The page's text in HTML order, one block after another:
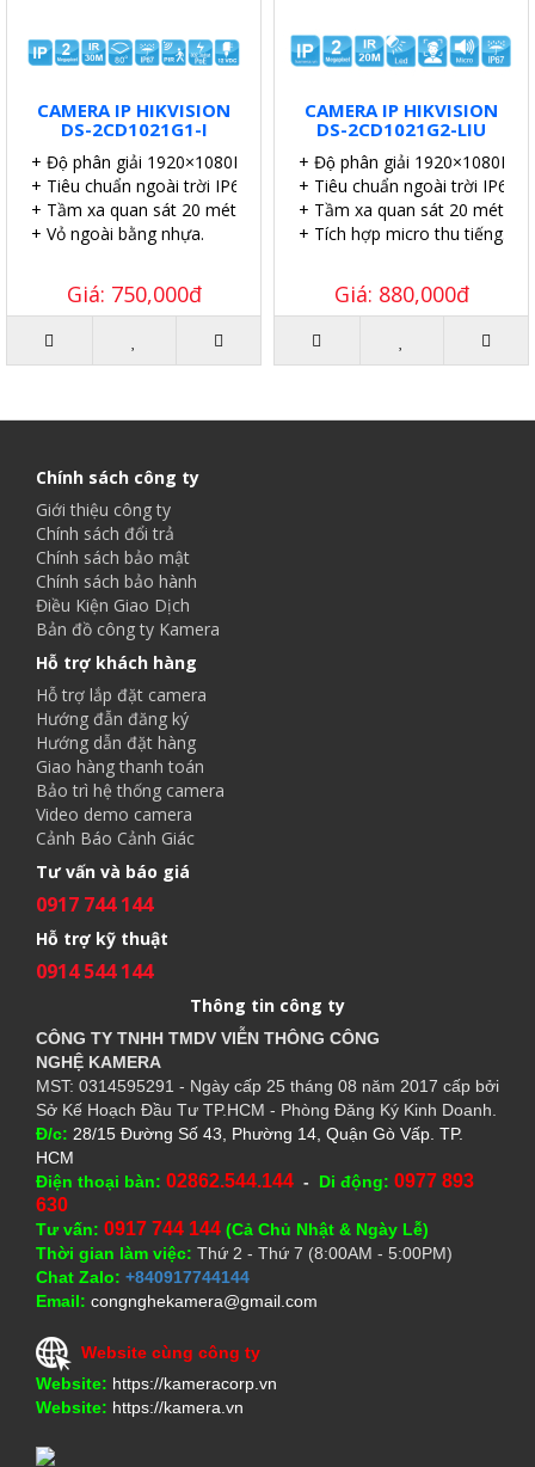
CAMERA IP HIKVISION
DS-2CD1021G1-I
+ Độ phân giải 1920×1080P.
+ Tiêu chuẩn ngoài trời IP67.
+ Tầm xa quan sát 20 mét.
+ Vỏ ngoài bằng nhựa.
Giá: 750,000đ
CAMERA IP HIKVISION
DS-2CD1021G2-LIU
+ Độ phân giải 1920×1080P.
+ Tiêu chuẩn ngoài trời IP67.
+ Tầm xa quan sát 20 mét.
+ Tích hợp micro thu tiếng.
Giá: 880,000đ
Chính sách công ty
Giới thiệu công ty
Chính sách đổi trả
Chính sách bảo mật
Chính sách bảo hành
Điều Kiện Giao Dịch
Bản đồ công ty Kamera
Hỗ trợ khách hàng
Hỗ trợ lắp đặt camera
Hướng đẫn đăng ký
Hướng dẫn đặt hàng
Giao hàng thanh toán
Bảo trì hệ thống camera
Video demo camera
Cảnh Báo Cảnh Giác
Tư vấn và báo giá
0917 744 144
Hỗ trợ kỹ thuật
0914 544 144
Thông tin công ty
CÔNG TY TNHH TMDV VIỄN THÔNG CÔNG
NGHỆ KAMERA
MST: 0314595291 - Ngày cấp 25 tháng 08 năm 2017 cấp bởi
Sở Kế Hoạch Đầu Tư TP.HCM - Phòng Đăng Ký Kinh Doanh.
Đ/c: 28/15 Đường Số 43, Phường 14, Quận Gò Vấp. TP.
HCM
Điện thoại bàn: 02862.544.144 - Di động: 0977 893
630
Tư vấn: 0917 744 144 (Cả Chủ Nhật & Ngày Lễ)
Thời gian làm việc: Thứ 2 - Thứ 7 (8:00AM - 5:00PM)
Chat Zalo: +840917744144
Email: congnghekamera@gmail.com
Website cùng công ty
Website: https://kameracorp.vn
Website: https://kamera.vn